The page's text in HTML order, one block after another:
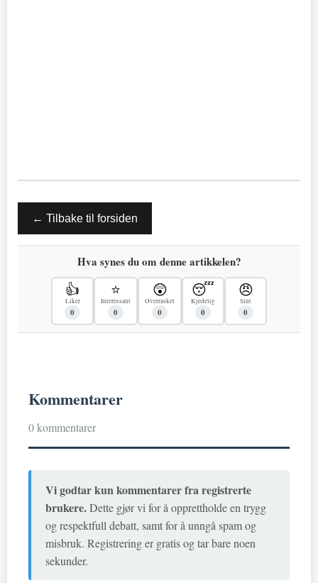
← Tilbake til forsiden
Hva synes du om denne artikkelen?
👍
Liker
0
⭐
Interessant
0
😲
Overrasket
0
😴
Kjedelig
0
😠
Sint
0
Kommentarer
0 kommentarer
Vi godtar kun kommentarer fra registrerte
brukere.Dette gjør vi for å opprettholde en trygg
og respektfull debatt, samt for å unngå spam og
misbruk. Registrering er gratis og tar bare noen
sekunder.